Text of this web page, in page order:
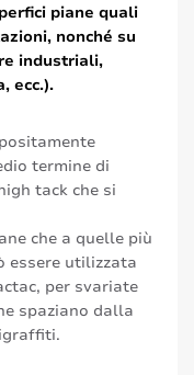
piane quali
nonché su
industriali,
ecc.).
termine di
tack che si
che a quelle più
essere utilizzata
per svariate
spaziano dalla